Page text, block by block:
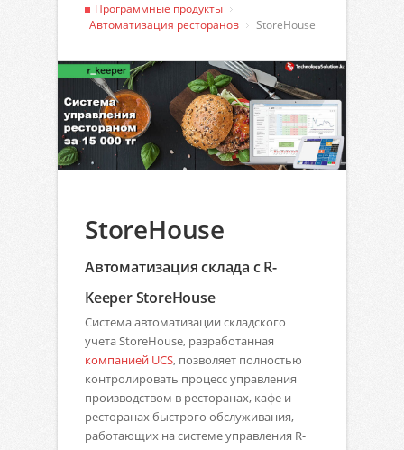
Программные продукты
Автоматизация ресторанов
StoreHouse
StoreHouse
Автоматизация склада с R-
Keeper StoreHouse
Система автоматизации складского
учета StoreHouse, разработанная
компанией UCS, позволяет полностью
контролировать процесс управления
производством в ресторанах, кафе и
ресторанах быстрого обслуживания,
работающих на системе управления R-